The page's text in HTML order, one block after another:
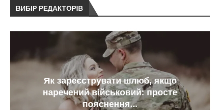
ВИБІР РЕДАКТОРІВ
Як зареєструвати шлюб, якщо
наречений військовий: просте
пояснення...